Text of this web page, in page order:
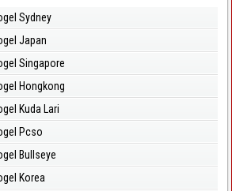
Sydney
Japan
Singapore
Hongkong
Kuda Lari
Pcso
Bullseye
Korea